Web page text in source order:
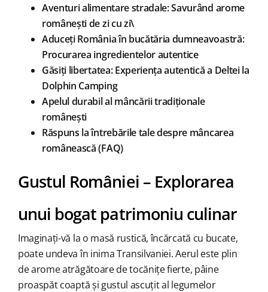
Aventuri alimentare stradale: Savurând arome
românești de zi cu zi\
Aduceți România în bucătăria dumneavoastră:
Procurarea ingredientelor autentice
Găsiți libertatea: Experiența autentică a Deltei la
Dolphin Camping
Apelul durabil al mâncării tradiționale
românești
Răspuns la întrebările tale despre mâncarea
românească (FAQ)
Gustul României – Explorarea
unui bogat patrimoniu culinar
Imaginați-vă la o masă rustică, încărcată cu bucate,
poate undeva în inima Transilvaniei. Aerul este plin
de arome atrăgătoare de tocănițe fierte, pâine
proaspăt coaptă și gustul ascuțit al legumelor